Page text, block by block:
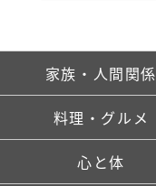
家族・人間関係
料理・グルメ
心と体